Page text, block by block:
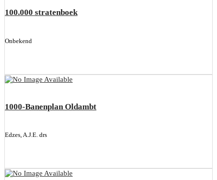
100.000 stratenboek
Onbekend
1000-Banenplan Oldambt
Edzes, A.J.E. drs